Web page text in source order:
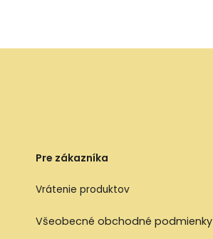
Pre zákazníka
Vrátenie produktov
Všeobecné obchodné podmienky